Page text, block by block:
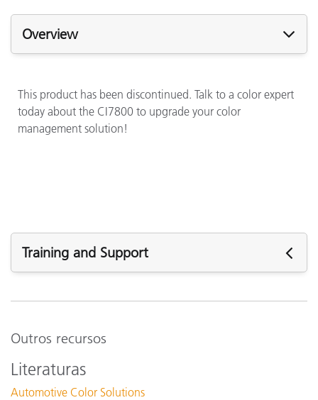
Overview
This product has been discontinued. Talk to a color expert
today about the CI7800 to upgrade your color
management solution!
Training and Support
Outros recursos
Literaturas
Automotive Color Solutions